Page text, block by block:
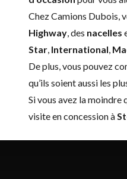
Chez Camions Dubois,
Highway, des nacelles
Star, International,
De plus, vous pouvez
qu’ils soient aussi les
Si vous avez la moindre
visite en concession à